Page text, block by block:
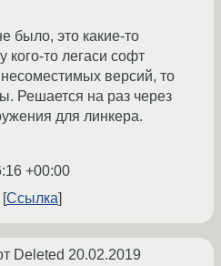
было, это какие-то
кого-то легаси софт
версий, то
Решается на раз через
для линкера.
+00:00
Ссылка
Deleted 20.02.2019